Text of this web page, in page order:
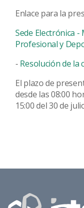
Enlace para la
Sede Electrónica
Profesional y
- Resolución de la
El plazo de
desde las 08:00
15:00 del 30 de